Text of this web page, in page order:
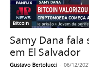
Bitcoin
Samy Dana
em El Salvador
Gustavo Bertolucci - 06/12/